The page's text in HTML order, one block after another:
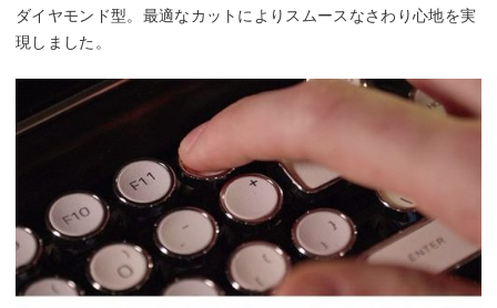
ダイヤモンド型。最適なカットによりスムースなさわり心地を実
現しました。